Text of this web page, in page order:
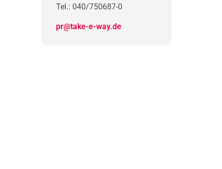
Tel.: 040/750687-0
pr@take-e-way.de